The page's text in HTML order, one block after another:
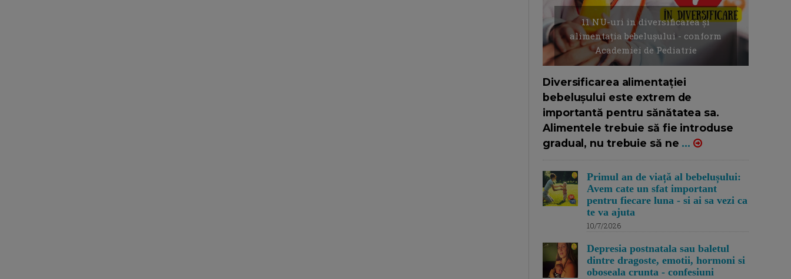
11 NU-uri in diversificarea și
alimentația bebelușului - conform
Academiei de Pediatrie
Diversificarea alimentației
bebelușului este extrem de
importantă pentru sănătatea sa.
Alimentele trebuie să fie introduse
gradual, nu trebuie să ne ...
Primul an de viață al bebelușului:
Avem cate un sfat important
pentru fiecare luna - si ai sa vezi ca
te va ajuta
10/7/2026
Depresia postnatala sau baletul
dintre dragoste, emotii, hormoni si
oboseala crunta - confesiuni